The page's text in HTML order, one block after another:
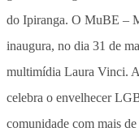
do Ipiranga. O MuBE –
inaugura, no dia 31 de
multimídia Laura Vinci.
celebra o envelhecer
comunidade com mais